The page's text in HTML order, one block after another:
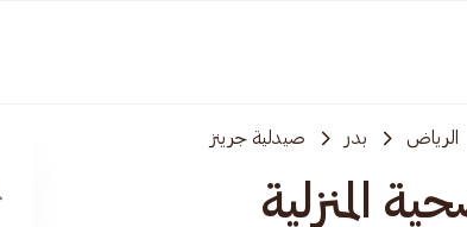
الرياض بدر صيدلية جرينز
المنزلية